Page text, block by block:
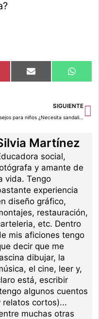
Compartir
en
Email
en
SIGUIENTE
Consejos para niños ¿Necesita sandalias para la playa?
Martínez
social,
y amante de
vida. Tengo
experiencia
diseño gráfico,
restauración,
etc. Dentro
mis aficiones tengo
decir que me
dibujar, la
el cine, leer y,
está, escribir
algunos cuentos
relatos cortos)...
muchas otras